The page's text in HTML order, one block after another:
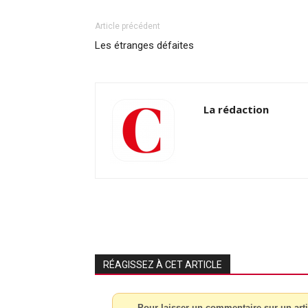
Article précédent
Les étranges défaites
La rédaction
RÉAGISSEZ À CET ARTICLE